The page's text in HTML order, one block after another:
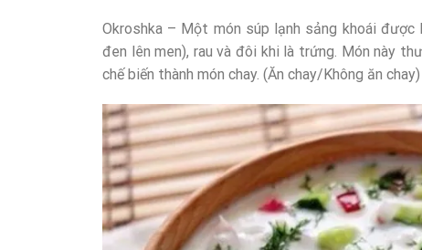
Okroshka – Một món súp lạnh sảng khoái
đen lên men), rau và đôi khi là trứng. Món này
chế biến thành món chay. (Ăn chay/Không ăn chay)